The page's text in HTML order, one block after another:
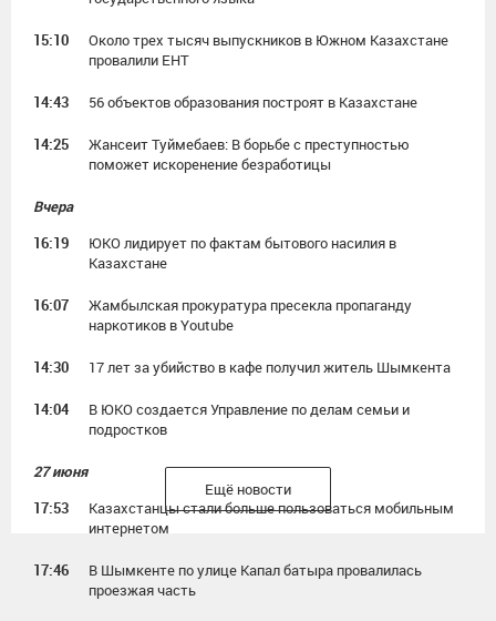
15:10
Около трех тысяч выпускников в Южном Казахстане
провалили ЕНТ
14:43 56 объектов образования построят в Казахстане
14:25
Жансеит Туймебаев: В борьбе с преступностью
поможет искоренение безработицы
Вчера
16:19
ЮКО лидирует по фактам бытового насилия в
Казахстане
16:07
Жамбылская прокуратура пресекла пропаганду
наркотиков в Youtube
14:30 17 лет за убийство в кафе получил житель Шымкента
14:04
В ЮКО создается Управление по делам семьи и
подростков
27 июня
17:53
Казахстанцы стали больше пользоваться мобильным
интернетом
17:46
В Шымкенте по улице Капал батыра провалилась
проезжая часть
Ещё новости